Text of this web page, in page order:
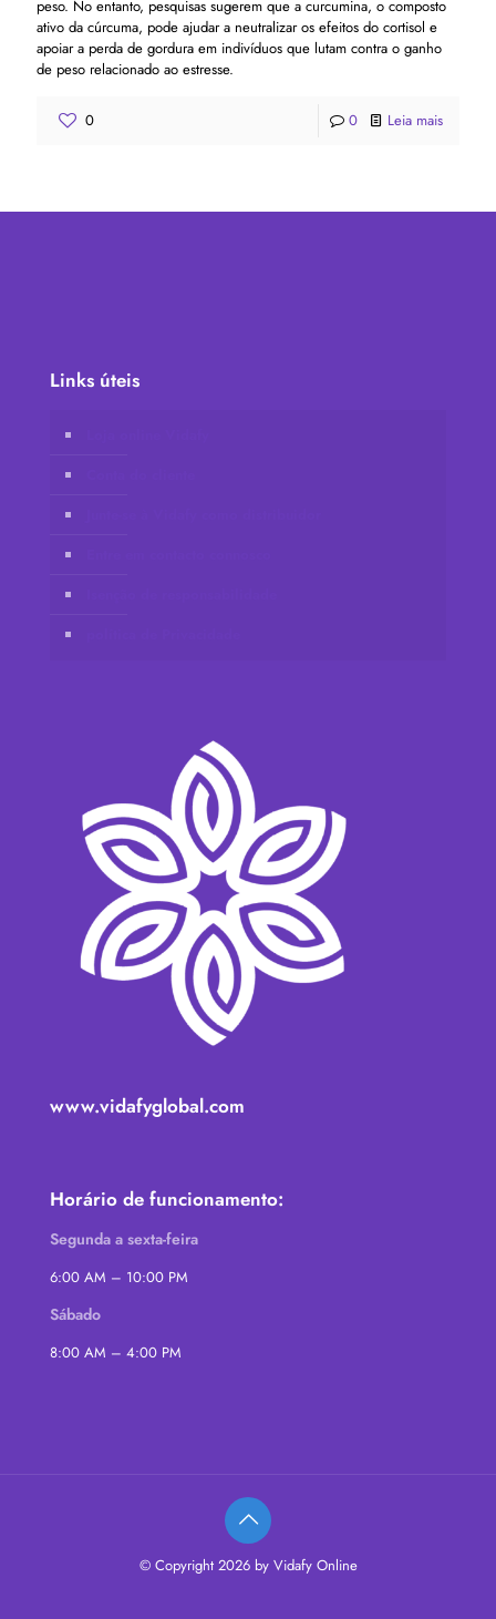
peso. No entanto, pesquisas sugerem que a curcumina, o composto
ativo da cúrcuma, pode ajudar a neutralizar os efeitos do cortisol e
apoiar a perda de gordura em indivíduos que lutam contra o ganho
de peso relacionado ao estresse.
0 0 Leia mais
Links úteis
www.vidafyglobal.com
Horário de funcionamento:
Segunda a sexta-feira
6:00 AM – 10:00 PM
Sábado
8:00 AM – 4:00 PM
© Copyright 2026 by Vidafy Online